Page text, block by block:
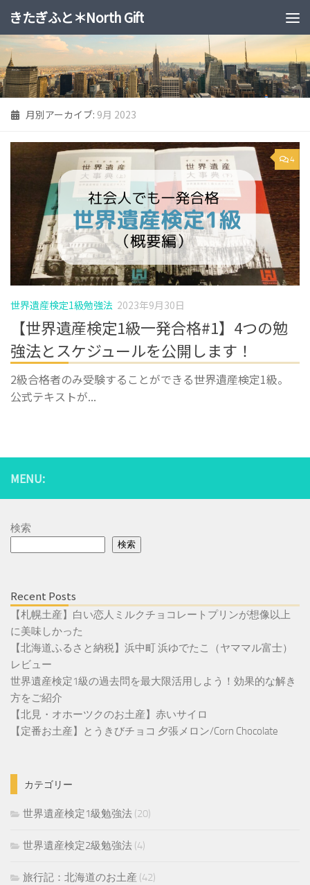
コンテンツへスキップ
きたぎふと＊North Gift
月別アーカイブ: 9月 2023
4
世界遺産検定1級勉強法 2023年9月30日
【世界遺産検定1級一発合格#1】4つの勉
強法とスケジュールを公開します！
2級合格者のみ受験することができる世界遺産検定1級。
公式テキストが...
MENU:
検索
検索
Recent Posts
【札幌土産】白い恋人ミルクチョコレートプリンが想像以上
に美味しかった
【北海道ふるさと納税】浜中町 浜ゆでたこ（ヤママル富士）
レビュー
世界遺産検定1級の過去問を最大限活用しよう！効果的な解き
方をご紹介
【北見・オホーツクのお土産】赤いサイロ
【定番お土産】とうきびチョコ 夕張メロン/Corn Chocolate
カテゴリー
世界遺産検定1級勉強法 (20)
世界遺産検定2級勉強法 (4)
旅行記：北海道のお土産 (42)